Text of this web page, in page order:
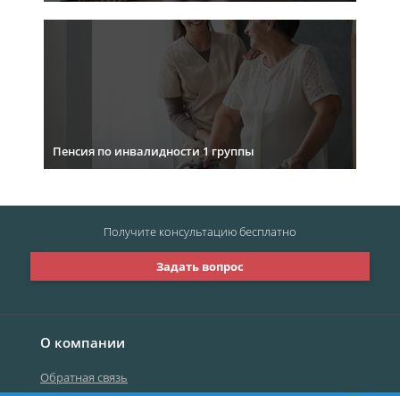
Пенсия по инвалидности 1 группы
О компании
Обратная связь
Задать вопрос
Получите консультациюбесплатно